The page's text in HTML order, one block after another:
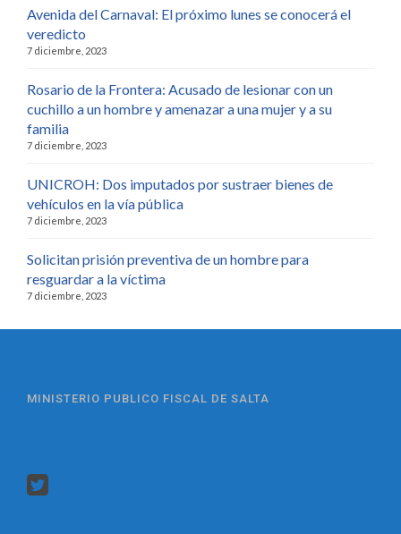
Avenida del Carnaval: El próximo lunes se conocerá el
veredicto
7 diciembre, 2023
Rosario de la Frontera: Acusado de lesionar con un
cuchillo a un hombre y amenazar a una mujer y a su
familia
7 diciembre, 2023
UNICROH: Dos imputados por sustraer bienes de
vehículos en la vía pública
7 diciembre, 2023
Solicitan prisión preventiva de un hombre para
resguardar a la víctima
7 diciembre, 2023
MINISTERIO PUBLICO FISCAL DE SALTA